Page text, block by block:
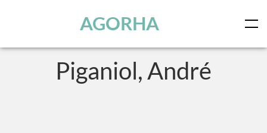
AGORHA
Piganiol, André